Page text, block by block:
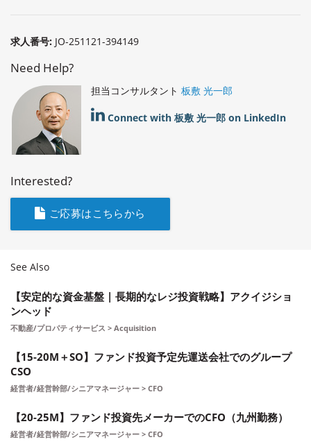
求人番号: JO-251121-394149
Need Help?
担当コンサルタント 板敷 光一郎
Connect with 板敷 光一郎 on LinkedIn
Interested?
ご応募はこちらから
See Also
【安定的な資金基盤 | 長期的なレジ投資戦略】アクイジショ
ンヘッド
不動産/プロパティサービス > Acquisition
【15-20M＋SO】ファンド投資予定先運送会社でのグループ
CSO
経営者/経営幹部/シニアマネージャー > CFO
【20-25M】ファンド投資先メーカーでのCFO（九州勤務）
経営者/経営幹部/シニアマネージャー > CFO